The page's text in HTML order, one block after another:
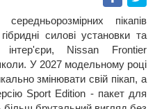
пікапів
силові установки та
інтер'єри, Nissan Frontier
У 2027 модельному році
змінювати свій пікап, а
Sport Edition - пакет для